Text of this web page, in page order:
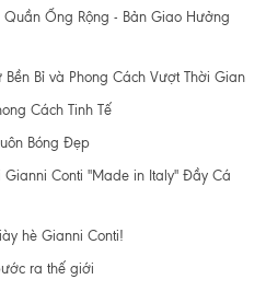
Ống Rộng - Bản Giao Hưởng
Bỉ và Phong Cách Vượt Thời Gian
Cách Tinh Tế
Bóng Đẹp
Conti "Made in Italy" Đầy Cá
hè Gianni Conti!
ra thế giới